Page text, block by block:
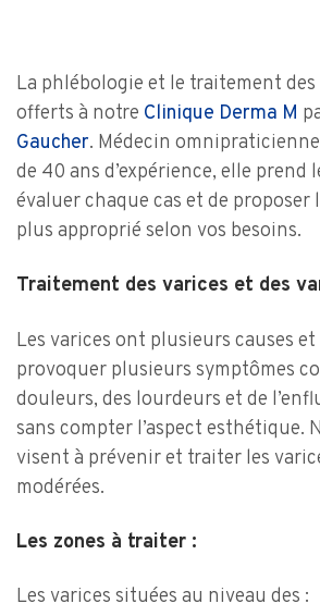
La phlébologie et le traitement
offerts à notre Clinique Derma M
Gaucher. Médecin
de 40 ans d’expérience, elle prend
évaluer chaque cas et de
plus approprié selon vos besoins.
Traitement des varices et des
Les varices ont plusieurs causes
provoquer plusieurs symptômes
douleurs, des lourdeurs et de
sans compter l’aspect esthétique.
visent à prévenir et traiter les
modérées.
Les zones à traiter :
Les varices situées au niveau des :